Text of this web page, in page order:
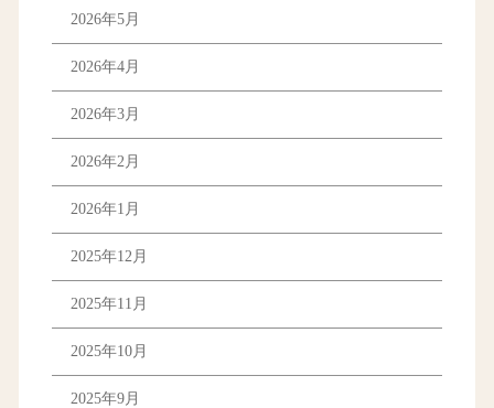
2026年5月
2026年4月
2026年3月
2026年2月
2026年1月
2025年12月
2025年11月
2025年10月
2025年9月